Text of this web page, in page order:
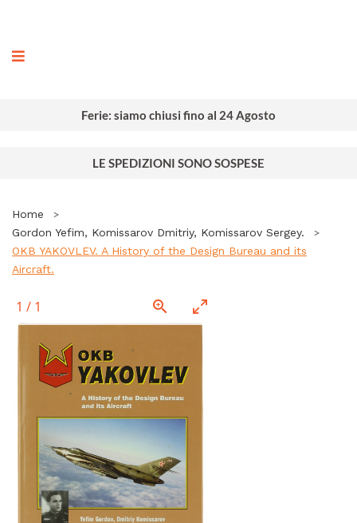
Ferie: siamo chiusi fino al 24 Agosto
LE SPEDIZIONI SONO SOSPESE
Home
Gordon Yefim, Komissarov Dmitriy, Komissarov Sergey.
OKB YAKOVLEV. A History of the Design Bureau and its
Aircraft.
1 / 1